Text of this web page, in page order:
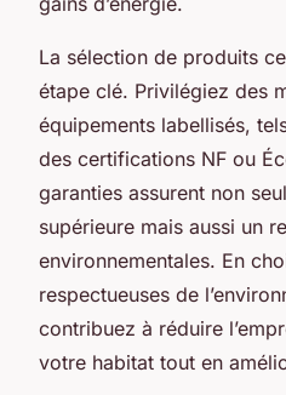
La sélection de produits
étape clé. Privilégiez des
équipements labellisés,
des certifications NF ou
garanties assurent non
supérieure mais aussi un
environnementales. En
respectueuses de
contribuez à réduire
votre habitat tout en